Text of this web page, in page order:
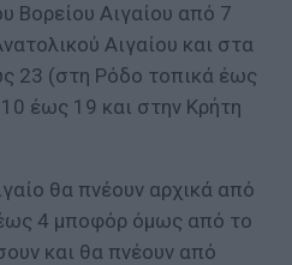
Βορείου Αιγαίου από 7
Αιγαίου και στα
23 (στη Ρόδο τοπικά έως
έως 19 και στην Κρήτη
θα πνέουν αρχικά από
έως 4 μποφόρ όμως από το
και θα πνέουν από